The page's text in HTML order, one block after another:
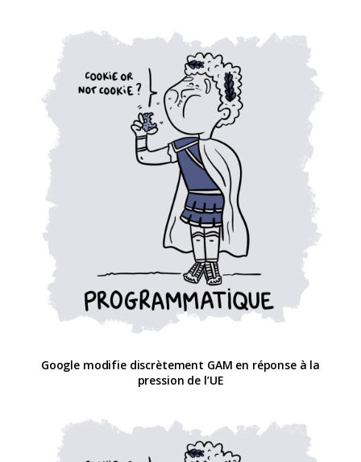
Google modifie discrètement GAM en réponse à la
pression de l’UE